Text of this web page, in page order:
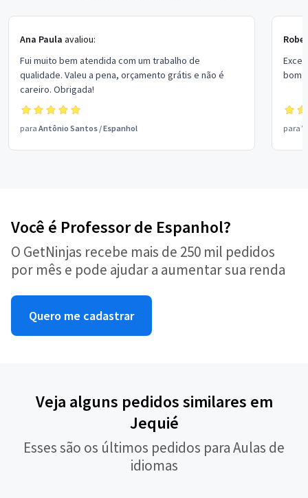
Ana Paula avaliou:
Fui muito bem atendida com um trabalho de
qualidade. Valeu a pena, orçamento grátis e não é
careiro. Obrigada!
para Antônio Santos /Espanhol
bom
para
Você é Professor de Espanhol?
O GetNinjas recebe mais de 250 mil pedidos
por mês e pode ajudar a aumentar sua renda
Quero me cadastrar
Veja alguns pedidos similares em
Jequié
Esses são os últimos pedidos para Aulas de
idiomas